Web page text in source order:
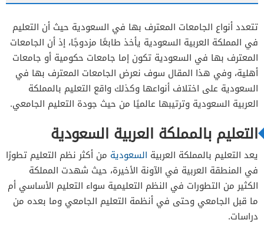
الجامعات الأهلية بالسعودية
تتعدد أنواع الجامعات المعترف بها في السعودية حيث أن التعليم
في المملكة العربية السعودية يأخذ طابعًا مزدوجًا، إذ أن الجامعات
المعترف بها في السعودية تكون إما جامعات حكومية أو جامعات
أهلية، وفي هذا المقال سوف نعرض الجامعات المعترف بها في
السعودية على اختلاف أنواعها وكذلك واقع التعليم بالمملكة
العربية السعودية وترتيبها عالميًا من حيث جودة التعليم الجامعي.
التعليم بالمملكة العربية السعودية
يعد التعليم بالمملكة العربية السعودية من أكثر نظم التعليم تطورًا
في المنطقة العربية في الآونة الأخيرة، حيث شهدت المملكة
الكثير من التطورات في النظم التعليمية سواء التعليم الأساسي أم
ما قبل الجامعي وحتى في أنظمة التعليم الجامعي وما بعده من
دراسات.